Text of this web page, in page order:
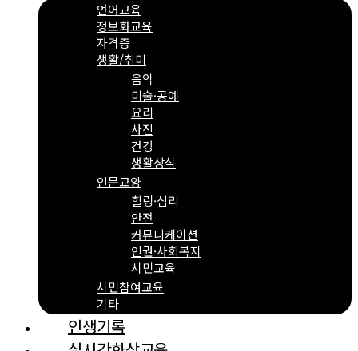
언어교육
정보화교육
자격증
생활/취미
음악
미술·공예
요리
사진
건강
생활상식
인문교양
힐링·심리
안전
커뮤니케이션
인권·사회복지
시민교육
시민참여교육
기타
인생기록